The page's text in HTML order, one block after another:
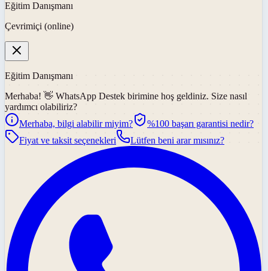
Eğitim Danışmanı
Çevrimiçi (online)
Eğitim Danışmanı
Merhaba! 👋 WhatsApp Destek birimine hoş geldiniz. Size nasıl
yardımcı olabiliriz?
Merhaba, bilgi alabilir miyim?
%100 başarı garantisi nedir?
Fiyat ve taksit seçenekleri
Lütfen beni arar mısınız?